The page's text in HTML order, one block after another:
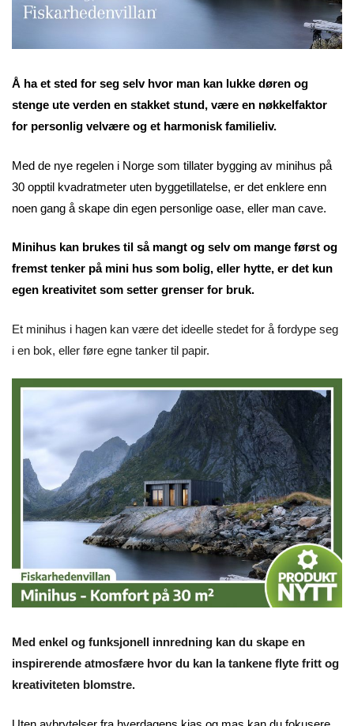
Å ha et sted for seg selv hvor man kan lukke døren og
stenge ute verden en stakket stund, være en nøkkelfaktor
for personlig velvære og et harmonisk familieliv.
Med de nye regelen i Norge som tillater bygging av minihus på
30 opptil kvadratmeter uten byggetillatelse, er det enklere enn
noen gang å skape din egen personlige oase, eller man cave.
Minihus kan brukes til så mangt og selv om mange først og
fremst tenker på mini hus som bolig, eller hytte, er det kun
egen kreativitet som setter grenser for bruk.
Et minihus i hagen kan være det ideelle stedet for å fordype seg
i en bok, eller føre egne tanker til papir.
Med enkel og funksjonell innredning kan du skape en
inspirerende atmosfære hvor du kan la tankene flyte fritt og
kreativiteten blomstre.